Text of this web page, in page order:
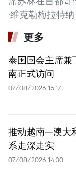
·维克勒梅拉特纳
更多
泰国国会主席兼
南正式访问
07/08/2026 15:17
推动越南—澳大
系走深走实
07/08/2026 14:30